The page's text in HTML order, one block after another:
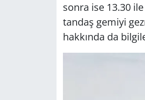
sonra ise 13.30
tan­daş ge­mi­yi
hak­kın­da da